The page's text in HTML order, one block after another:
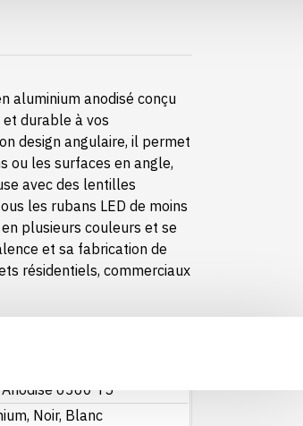
aluminium anodisé conçu
durable à vos
design angulaire, il permet
ou les surfaces en angle,
avec des lentilles
les rubans LED de moins
plusieurs couleurs et se
et sa fabrication de
résidentiels, commerciaux
6360 T5
Noir, Blanc